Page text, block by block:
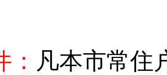
凡本市常住